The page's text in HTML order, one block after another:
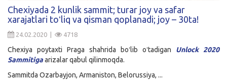
Kirish
Chexiyada 2 kunlik sammit; turar joy va safar
xarajatlari toʻliq va qisman qoplanadi; joy – 30ta!
24.02.2020 | 4718
Chexiya poytaxti Praga shahrida boʻlib oʻtadigan Unlock 2020
Sammitigaarizalar qabul qilinmoqda.
Sammitda Ozarbayjon, Armaniston, Belorussiya, ...